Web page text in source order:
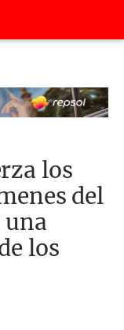
los
del
una
los